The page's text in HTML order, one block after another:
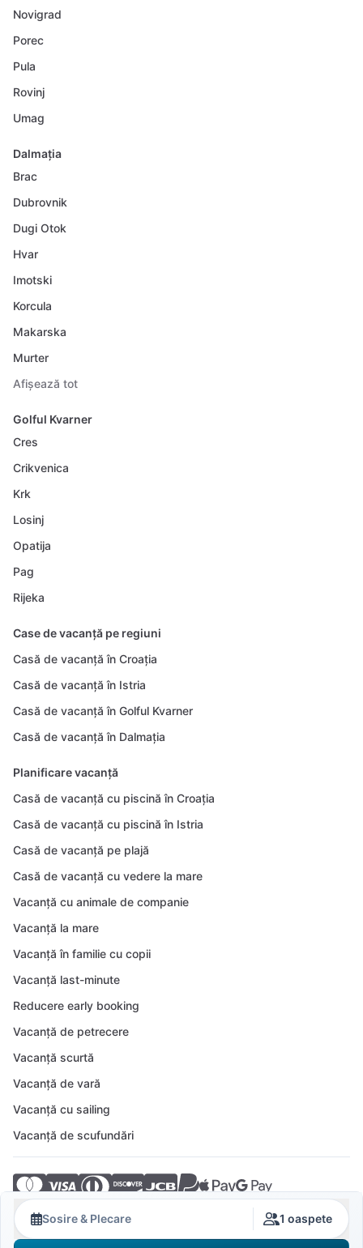
Sosire & Plecare 1 oaspete
Novigrad
Porec
Pula
Rovinj
Umag
Dalmația
Brac
Dubrovnik
Dugi Otok
Hvar
Imotski
Korcula
Makarska
Murter
Afișează tot
Golful Kvarner
Cres
Crikvenica
Krk
Losinj
Opatija
Pag
Rijeka
Case de vacanță pe regiuni
Casă de vacanță în Croația
Casă de vacanță în Istria
Casă de vacanță în Golful Kvarner
Casă de vacanță în Dalmația
Planificare vacanță
Casă de vacanță cu piscină în Croația
Casă de vacanță cu piscină în Istria
Casă de vacanță pe plajă
Casă de vacanță cu vedere la mare
Vacanță cu animale de companie
Vacanță la mare
Vacanță în familie cu copii
Vacanță last-minute
Reducere early booking
Vacanță de petrecere
Vacanță scurtă
Vacanță de vară
Vacanță cu sailing
Vacanță de scufundări
© 2026 Crovillas GmbH